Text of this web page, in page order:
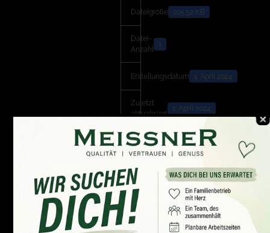
Dateigröße 105.52 KB
Datei-
Anzahl
1
Erstellungsdatum 1. April 2024
Zuletzt
aktualisiert
1. April 2024